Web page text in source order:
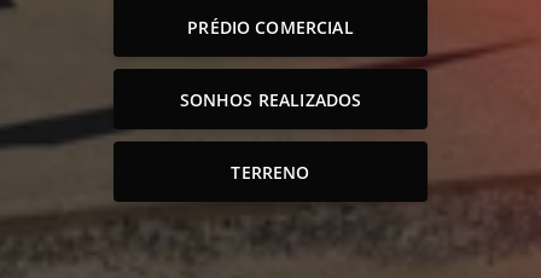
PRÉDIO COMERCIAL
SONHOS REALIZADOS
TERRENO